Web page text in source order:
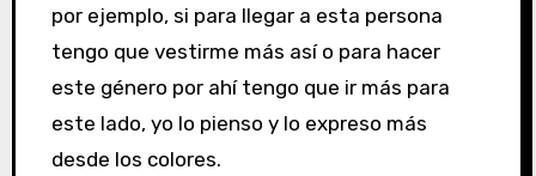
por ejemplo, si para llegar a esta persona
tengo que vestirme más así o para hacer
este género por ahí tengo que ir más para
este lado, yo lo pienso y lo expreso más
desde los colores.